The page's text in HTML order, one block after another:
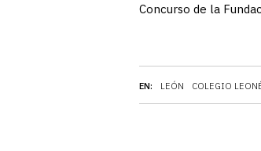
EN: LEÓN COLEGIO
Concurso de la